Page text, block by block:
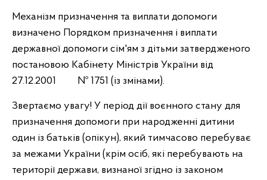
Механізм призначення та виплати допомоги
визначено Порядком призначення і виплати
державної допомоги сім'ям з дітьми затвердженого
постановою Кабінету Міністрів України від
27.12.2001 № 1751 (із змінами).
Звертаємо увагу! У період дії воєнного стану для
призначення допомоги при народженні дитини
один із батьків (опікун), який тимчасово перебуває
за межами України (крім осіб, які перебувають на
території держави, визнаної згідно із законом